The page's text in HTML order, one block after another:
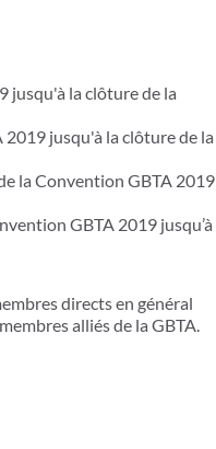
jusqu'à la clôture de la
jusqu'à la clôture de la
la Convention GBTA 2019
GBTA 2019 jusqu’à
directs en général
alliés de la GBTA.